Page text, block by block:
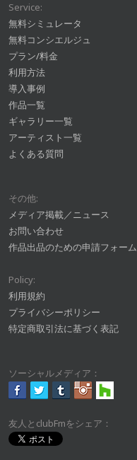
Service:
無料シミュレータ
無料コンシエルジュ
プラン/料金
利用方法
導入事例
作品一覧
ギャラリー一覧
アーティスト一覧
よくある質問
その他:
メディア掲載／ニュース
お問い合わせ
作品出品のための申請フォーム
Policy:
利用規約
プライバシーポリシー
特定商取引法に基づく表記
ソーシャルメディア：
友人とclubFmをシェア：